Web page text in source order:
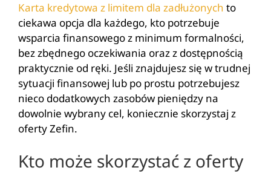
Karta kredytowa z limitem dla zadłużonych to
ciekawa opcja dla każdego, kto potrzebuje
wsparcia finansowego z minimum formalności,
bez zbędnego oczekiwania oraz z dostępnością
praktycznie od ręki. Jeśli znajdujesz się w trudnej
sytuacji finansowej lub po prostu potrzebujesz
nieco dodatkowych zasobów pieniędzy na
dowolnie wybrany cel, koniecznie skorzystaj z
oferty Zefin.
Kto może skorzystać z oferty